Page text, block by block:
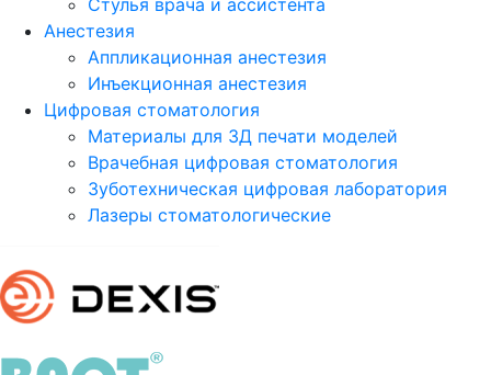
Стулья врача и ассистента
Анестезия
Аппликационная анестезия
Инъекционная анестезия
Цифровая стоматология
Материалы для 3Д печати моделей
Врачебная цифровая стоматология
Зуботехническая цифровая лаборатория
Лазеры стоматологические